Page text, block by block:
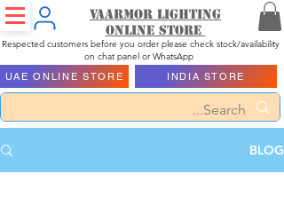
Vaarmor Lighting
ONLINE STORE
Respected customers before you order please check stock/availability
on chat panel or WhatsApp
UAE ONLINE STORE INDIA STORE
BLOG